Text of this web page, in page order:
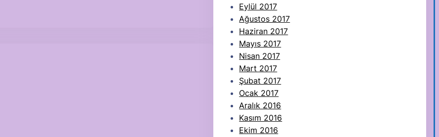
Eylül 2017
Ağustos 2017
Haziran 2017
Mayıs 2017
Nisan 2017
Mart 2017
Şubat 2017
Ocak 2017
Aralık 2016
Kasım 2016
Ekim 2016